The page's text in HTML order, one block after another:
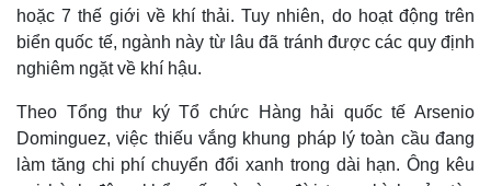
Quan sát
Cuộc sống đó đây
Hồ sơ
Video
Ảnh
E-Magazine
hoặc 7 thế giới về khí thải. Tuy nhiên, do hoạt động trên
biển quốc tế, ngành này từ lâu đã tránh được các quy định
nghiêm ngặt về khí hậu.
Theo Tổng thư ký Tổ chức Hàng hải quốc tế Arsenio
Dominguez, việc thiếu vắng khung pháp lý toàn cầu đang
làm tăng chi phí chuyển đổi xanh trong dài hạn. Ông kêu